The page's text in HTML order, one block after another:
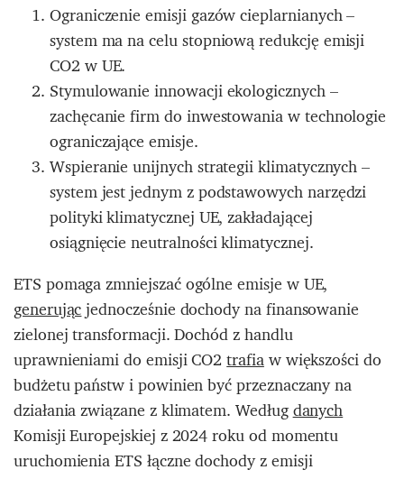
Ograniczenie emisji gazów cieplarnianych –
system ma na celu stopniową redukcję emisji
CO2 w UE.
Stymulowanie innowacji ekologicznych –
zachęcanie firm do inwestowania w technologie
ograniczające emisje.
Wspieranie unijnych strategii klimatycznych –
system jest jednym z podstawowych narzędzi
polityki klimatycznej UE, zakładającej
osiągnięcie neutralności klimatycznej.
ETS pomaga zmniejszać ogólne emisje w UE,
generującjednocześnie dochody na finansowanie
zielonej transformacji. Dochód z handlu
uprawnieniami do emisji CO2trafiaw większości do
budżetu państw i powinien być przeznaczany na
działania związane z klimatem. Wedługdanych
Komisji Europejskiej z 2024 roku od momentu
uruchomienia ETS łączne dochody z emisji